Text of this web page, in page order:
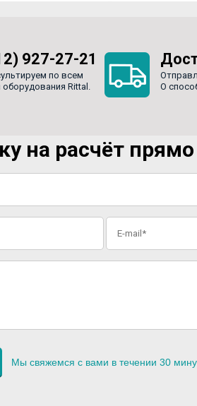
927-27-21
по всем
Rittal.
О
на расчёт прямо
Мы свяжемся с вами в течении 30